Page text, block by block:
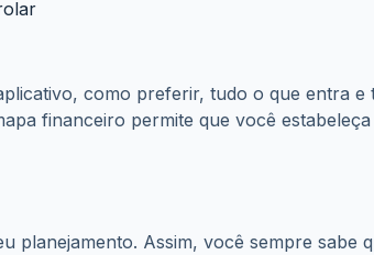
como preferir, tudo o que entra
financeiro permite que você
Assim, você sempre